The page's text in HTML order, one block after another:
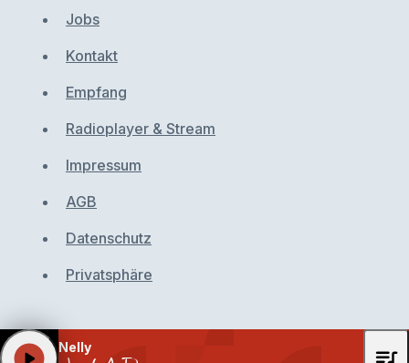
Jobs
Kontakt
Empfang
Radioplayer & Stream
Impressum
AGB
Datenschutz
Privatsphäre
Nelly
play_arrow